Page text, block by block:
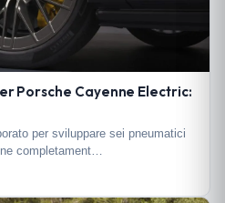
Porsche Cayenne Electric:
per sviluppare sei pneumatici
completament…